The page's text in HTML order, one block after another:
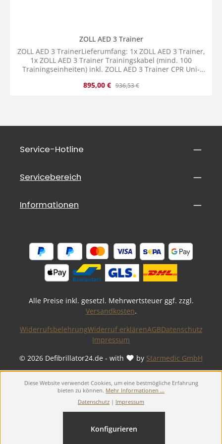
ZOLL AED 3 Trainer
ZOLL AED 3 TrainerLieferumfang: 1x ZOLL AED 3 Trainer,
1x ZOLL AED 3 Trainer Trainingskabel (mind. 100
Trainingseinheiten) inkl. ZOLL AED 3 Trainer CPR Uni-
und ZOLL AED 3 Trainer Schutzabdeckung, 1x 4 Stück D-
Verkaufspreis:
895,00 € Regulärer Preis:
936,53 €
Service-Hotline
Servicebereich
Informationen
Alle Preise inkl. gesetzl. Mehrwertsteuer ggf. zzgl.
Versandkosten.
© 2026 Defibrillator24.de - with by Starmedic GmbH
WiderrufsbelehrungWiderruf erklärenAGBDatenschutz
Impressum
Diese Website verwendet Cookies, um eine bestmögliche Erfahrung
bieten zu können. Mehr Informationen ...
Datenschutz | Impressum
Konfigurieren